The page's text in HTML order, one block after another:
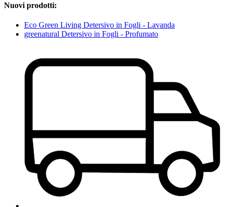
Nuovi prodotti:
Eco Green Living Detersivo in Fogli - Lavanda
greenatural Detersivo in Fogli - Profumato